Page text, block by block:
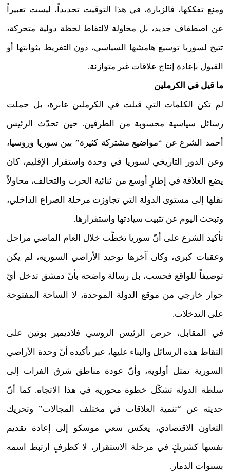
ومنع تفككها، فالزيارة، في هذا التوقيت تحديداً، ليست تعبيراً
عن اصطفاف جديد، بل محاولة لالتقاط لحظة دولية متحركة،
تتيح لسوريا توسيع هامشها السياسي، دون التفريط بثوابتها أو
القبول بإعادة إنتاج علاقات غير متوازنة.
ما قيل في الكرملين
لم تكن الكلمات التي قيلت في الكرملين عابرة، بل حملت
رسائل سياسية محسوبة من الطرفين. حين تحدّث الرئيس
أحمد الشرع عن “مواضيع مشتركة كثيرة” بين سوريا وروسيا،
وعن الدور التاريخي لسوريا في وحدة واستقرار الإقليم، كان
يضع العلاقة في إطارٍ أوسع من ثنائية الحرب والتحالف، محاولاً
نقلها إلى مستوى الدولة التي تجاوزت مرحلة الصراع الداخلي،
وتبحث اليوم عن تثبيت سيادتها واستقرارها.
تأكيد الشرع على أنّ سوريا تخطّت خلال العام الماضي مراحل
وعقبات كبرى، وكان آخرها توحيد الأراضي السورية، لم يكن
توصيفاً للواقع فحسب، بل رسالة واضحة بأنّ دمشق تدخل أيّ
حوار خارجي من موقع الدولة الموحدة، لا الساحة المفتوحة
على التدخلات.
في المقابل، حرص الرئيس الروسي فلاديمير بوتين على
التقاط هذه الرسائل والبناء عليها، عبر تأكيده أنّ وحدة الأراضي
السورية تمثل أولوية، وأنّ عودة مناطق شرق الفرات إلى
سلطة الدولة تشكّل خطوة محورية في هذا الاتجاه. كما أنّ
حديثه عن “تنمية العلاقات في مختلف المجالات” وتحريك
التعاون الاقتصادي، يعكس سعي موسكو إلى إعادة تقديم
نفسها كشريكٍ في مرحلة الاستقرار، لا كطرفٍ ارتبط اسمه
بسنوات الدمار.